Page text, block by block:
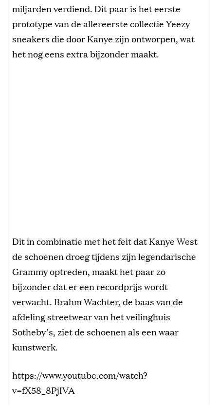
miljarden verdiend. Dit paar is het eerste
prototype van de allereerste collectie Yeezy
sneakers die door Kanye zijn ontworpen, wat
het nog eens extra bijzonder maakt.
Dit in combinatie met het feit dat Kanye West
de schoenen droeg tijdens zijn legendarische
Grammy optreden, maakt het paar zo
bijzonder dat er een recordprijs wordt
verwacht. Brahm Wachter, de baas van de
afdeling streetwear van het veilinghuis
Sotheby’s, ziet de schoenen als een waar
kunstwerk.
https://www.youtube.com/watch?
v=fX58_8PjIVA